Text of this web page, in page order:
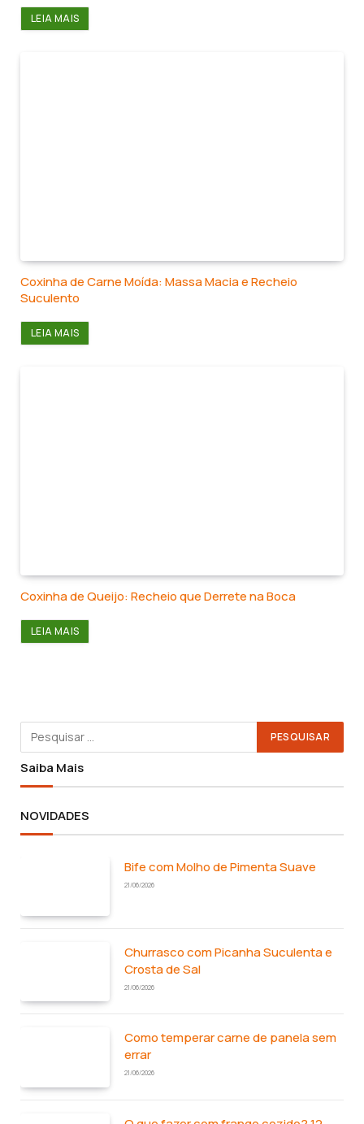
LEIA MAIS
Coxinha de Carne Moída: Massa Macia e Recheio
Suculento
LEIA MAIS
Coxinha de Queijo: Recheio que Derrete na Boca
LEIA MAIS
Saiba Mais
NOVIDADES
Bife com Molho de Pimenta Suave
21/06/2026
Churrasco com Picanha Suculenta e
Crosta de Sal
21/06/2026
Como temperar carne de panela sem
errar
21/06/2026